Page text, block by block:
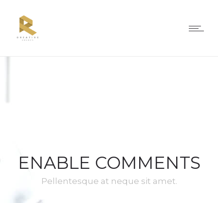
ENABLE COMMENTS
Pellentesque at neque sit amet.